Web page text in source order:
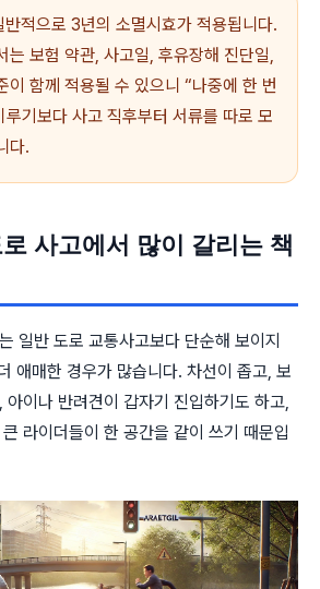
적으로 3년의 소멸시효가 적용됩니다.
는 보험 약관, 사고일, 후유장해 진단일,
이 함께 적용될 수 있으니 “나중에 한 번
루기보다 사고 직후부터 서류를 따로 모
다.
사고에서 많이 갈리는 책
일반 도로 교통사고보다 단순해 보이지
애매한 경우가 많습니다. 차선이 좁고, 보
아이나 반려견이 갑자기 진입하기도 하고,
라이더들이 한 공간을 같이 쓰기 때문입